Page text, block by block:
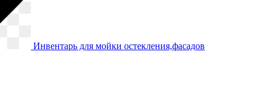
Инвентарь для мойки остекления,фасадов